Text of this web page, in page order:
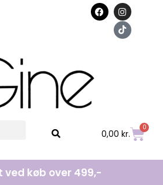
F
a
c
I
n
s
t
a
T
i
k
t
o
0,00 kr.
0
Kurv
ved køb over 499,-